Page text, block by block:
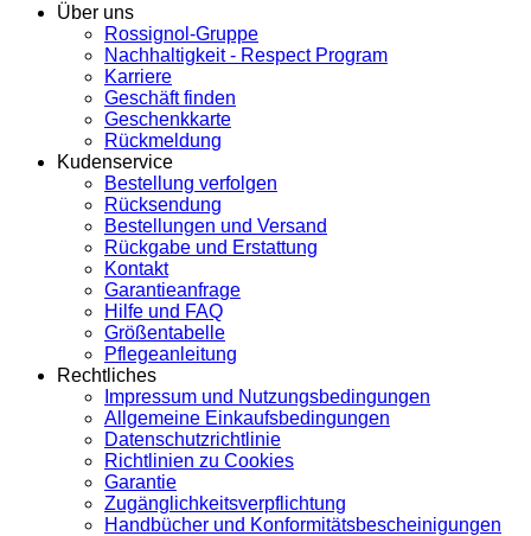
Über uns
Rossignol-Gruppe
Nachhaltigkeit - Respect Program
Karriere
Geschäft finden
Geschenkkarte
Rückmeldung
Kudenservice
Bestellung verfolgen
Rücksendung
Bestellungen und Versand
Rückgabe und Erstattung
Kontakt
Garantieanfrage
Hilfe und FAQ
Größentabelle
Pflegeanleitung
Rechtliches
Impressum und Nutzungsbedingungen
Allgemeine Einkaufsbedingungen
Datenschutzrichtlinie
Richtlinien zu Cookies
Garantie
Zugänglichkeitsverpflichtung
Handbücher und Konformitätsbescheinigungen